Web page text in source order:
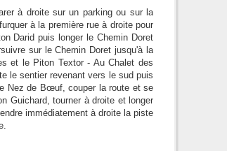
à droite sur un parking ou sur la
à la première rue à droite pour
Darid puis longer le Chemin Doret
sur le Chemin Doret jusqu'à la
et le Piton Textor - Au Chalet des
le sentier revenant vers le sud puis
Nez de Bœuf, couper la route et se
Guichard, tourner à droite et longer
immédiatement à droite la piste